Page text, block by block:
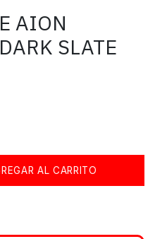
AION
SLATE
AL CARRITO